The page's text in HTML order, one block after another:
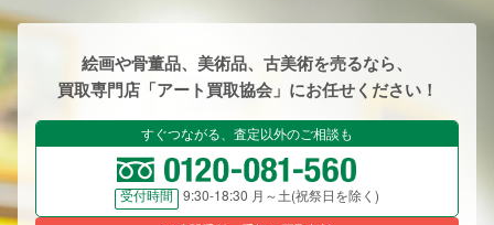
絵画や骨董品、美術品、古美術を売るなら、
買取専門店「アート買取協会」にお任せください！
すぐつながる、査定以外のご相談も
受付時間
9:30-18:30 月～土(祝祭日を除く)